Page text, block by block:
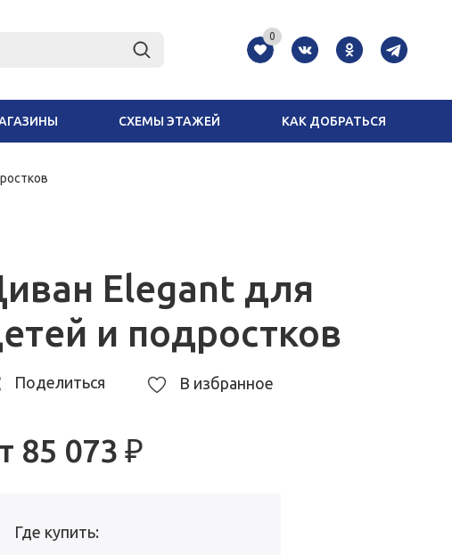
0
СХЕМЫ ЭТАЖЕЙ КАК ДОБРАТЬСЯ
Elegant для
и подростков
Поделиться В избранное
85 073 ₽
Где купить: